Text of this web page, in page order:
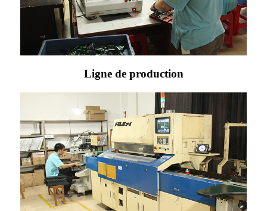
Ligne de production